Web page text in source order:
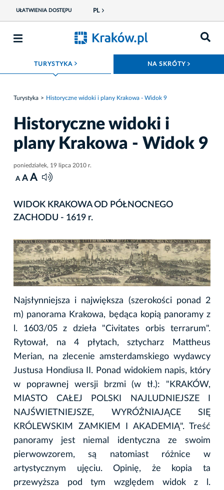
UŁATWIENIA DOSTĘPU PL
TURYSTYKA ROZWIŃ MENU NA SKRÓTY
Turystyka Historyczne widoki i plany Krakowa - Widok 9
Historyczne widoki i
plany Krakowa - Widok 9
poniedziałek, 19 lipca 2010 r.
A A A
WIDOK KRAKOWA OD PÓŁNOCNEGO
ZACHODU - 1619 r.
Najsłynniejsza i największa (szerokości ponad 2
m) panorama Krakowa, będąca kopią panoramy z
l. 1603/05 z dzieła "Civitates orbis terrarum".
Rytował, na 4 płytach, sztycharz Mattheus
Merian, na zlecenie amsterdamskiego wydawcy
Justusa Hondiusa II. Ponad widokiem napis, który
w poprawnej wersji brzmi (w tł.): "KRAKÓW,
MIASTO CAŁEJ POLSKI NAJLUDNIEJSZE I
NAJŚWIETNIEJSZE, WYRÓŻNIAJĄCE SIĘ
KRÓLEWSKIM ZAMKIEM I AKADEMIĄ". Treść
panoramy jest niemal identyczna ze swoim
pierwowzorem, są natomiast różnice w
artystycznym ujęciu. Opinię, że kopia ta
przewyższa pod tym względem widok z l.